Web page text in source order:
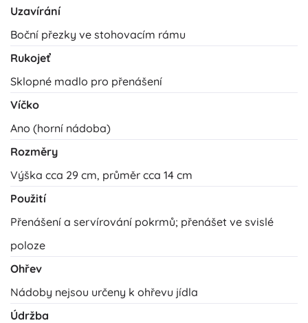
Uzavírání
Boční přezky ve stohovacím rámu
Rukojeť
Sklopné madlo pro přenášení
Víčko
Ano (horní nádoba)
Rozměry
Výška cca 29 cm, průměr cca 14 cm
Použití
Přenášení a servírování pokrmů; přenášet ve svislé
poloze
Ohřev
Nádoby nejsou určeny k ohřevu jídla
Údržba